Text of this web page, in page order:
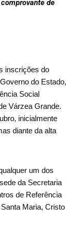
de
inscrições do
do Estado,
Social
Várzea Grande.
inicialmente
diante da alta
um dos
da Secretaria
de Referência
Maria, Cristo